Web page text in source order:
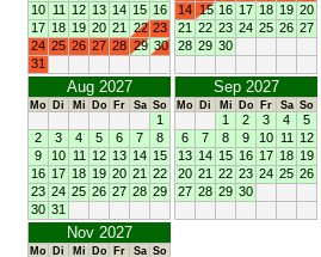
10 11 12 13 14 15 16
17 18 19 20 21 22 23
24 25 26 27 28 29 30
31
14 15 16 17 18 19 20
21 22 23 24 25 26 27
28 29 30
Aug 2027
Mo Di Mi Do Fr Sa So
1
2
3 4 5 6 7
8
9
10 11 12 13 14 15
16 17 18 19 20 21 22
23 24 25 26 27 28 29
30 31
Sep 2027
Mo Di Mi Do Fr Sa So
1 2 3 4
5
6
7 8 9 10 11
12
13 14 15 16 17 18 19
20 21 22 23 24 25 26
27 28 29 30
Nov 2027
Mo Di Mi Do Fr Sa So